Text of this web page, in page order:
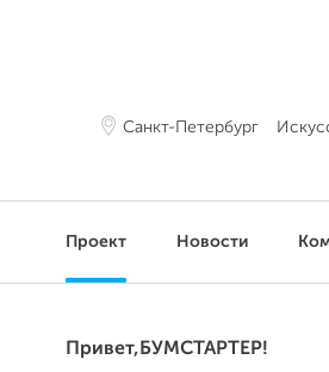
Санкт-Петербург
Проект Новости
Привет,БУМСТАРТЕР!